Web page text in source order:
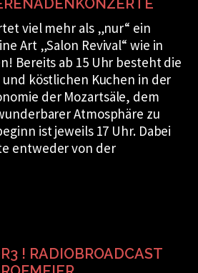
viel mehr als „nur“ ein
Art „Salon Revival“ wie in
Bereits ab 15 Uhr besteht die
köstlichen Kuchen in der
der Mozartsäle, dem
Atmosphäre zu
ist jeweils 17 Uhr. Dabei
entweder von der
! RADIOBROADCAST